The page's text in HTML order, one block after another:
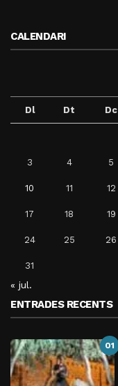
CALENDARI
Dl Dt Dc
3 4 5
10 11 12
17 18 19
24 25 26
31
« jul.
ENTRADES RECENTS
01